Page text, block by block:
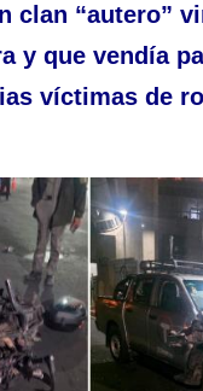
clan “autero”
y que vendía
víctimas de